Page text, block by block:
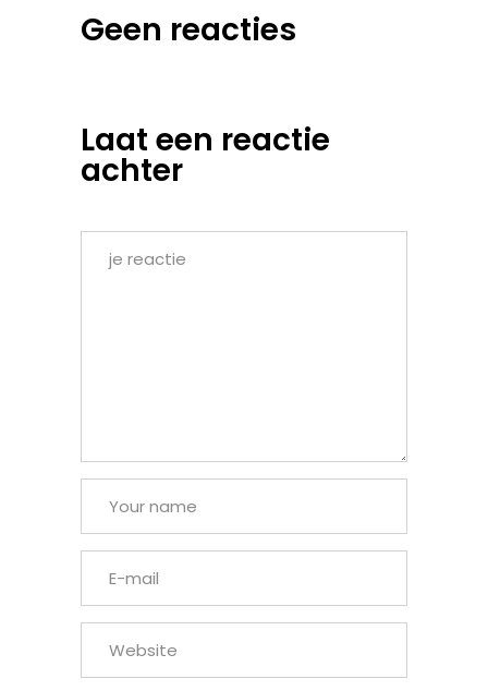
Geen reacties
Laat een reactie
achter